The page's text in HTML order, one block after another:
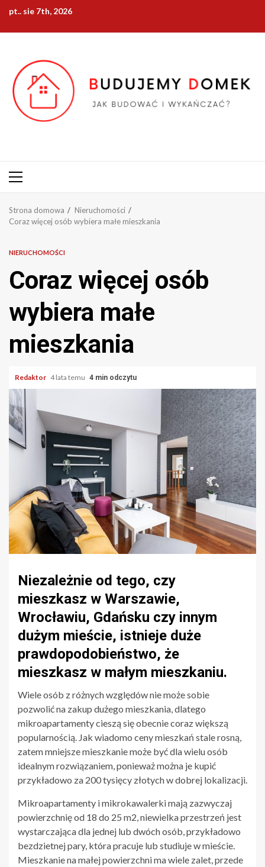
Przejdź
treści
pt.. sie 7th, 2026
Menu
Strona domowa
Nieruchomości
Coraz więcej osób wybiera małe mieszkania
NIERUCHOMOŚCI
Coraz więcej osób
wybiera małe
mieszkania
Redaktor 4 lata temu 4 min odczytu
Niezależnie od tego, czy
mieszkasz w Warszawie,
Wrocławiu, Gdańsku czy innym
dużym mieście, istnieje duże
prawdopodobieństwo, że
mieszkasz w małym mieszkaniu.
Wiele osób z różnych względów nie może sobie
pozwolić na zakup dużego mieszkania, dlatego
mikroapartamenty cieszą się obecnie coraz większą
popularnością. Jak wiadomo ceny mieszkań stale rosną,
zatem mniejsze mieszkanie może być dla wielu osób
idealnym rozwiązaniem, ponieważ można je kupić
przykładowo za 200 tysięcy złotych w dobrej lokalizacji.
Mikroapartamenty i mikrokawalerki mają zazwyczaj
powierzchnię od 18 do 25 m2, niewielka przestrzeń jest
wystarczająca dla jednej lub dwóch osób, przykładowo
bezdzietnej pary, która pracuje lub studiuje w mieście.
Mieszkanie na małej powierzchni ma wiele zalet, przede